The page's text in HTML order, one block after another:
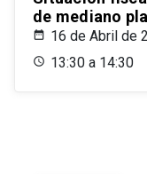
de mediano
16 de Abril de
13:30 a 14:30